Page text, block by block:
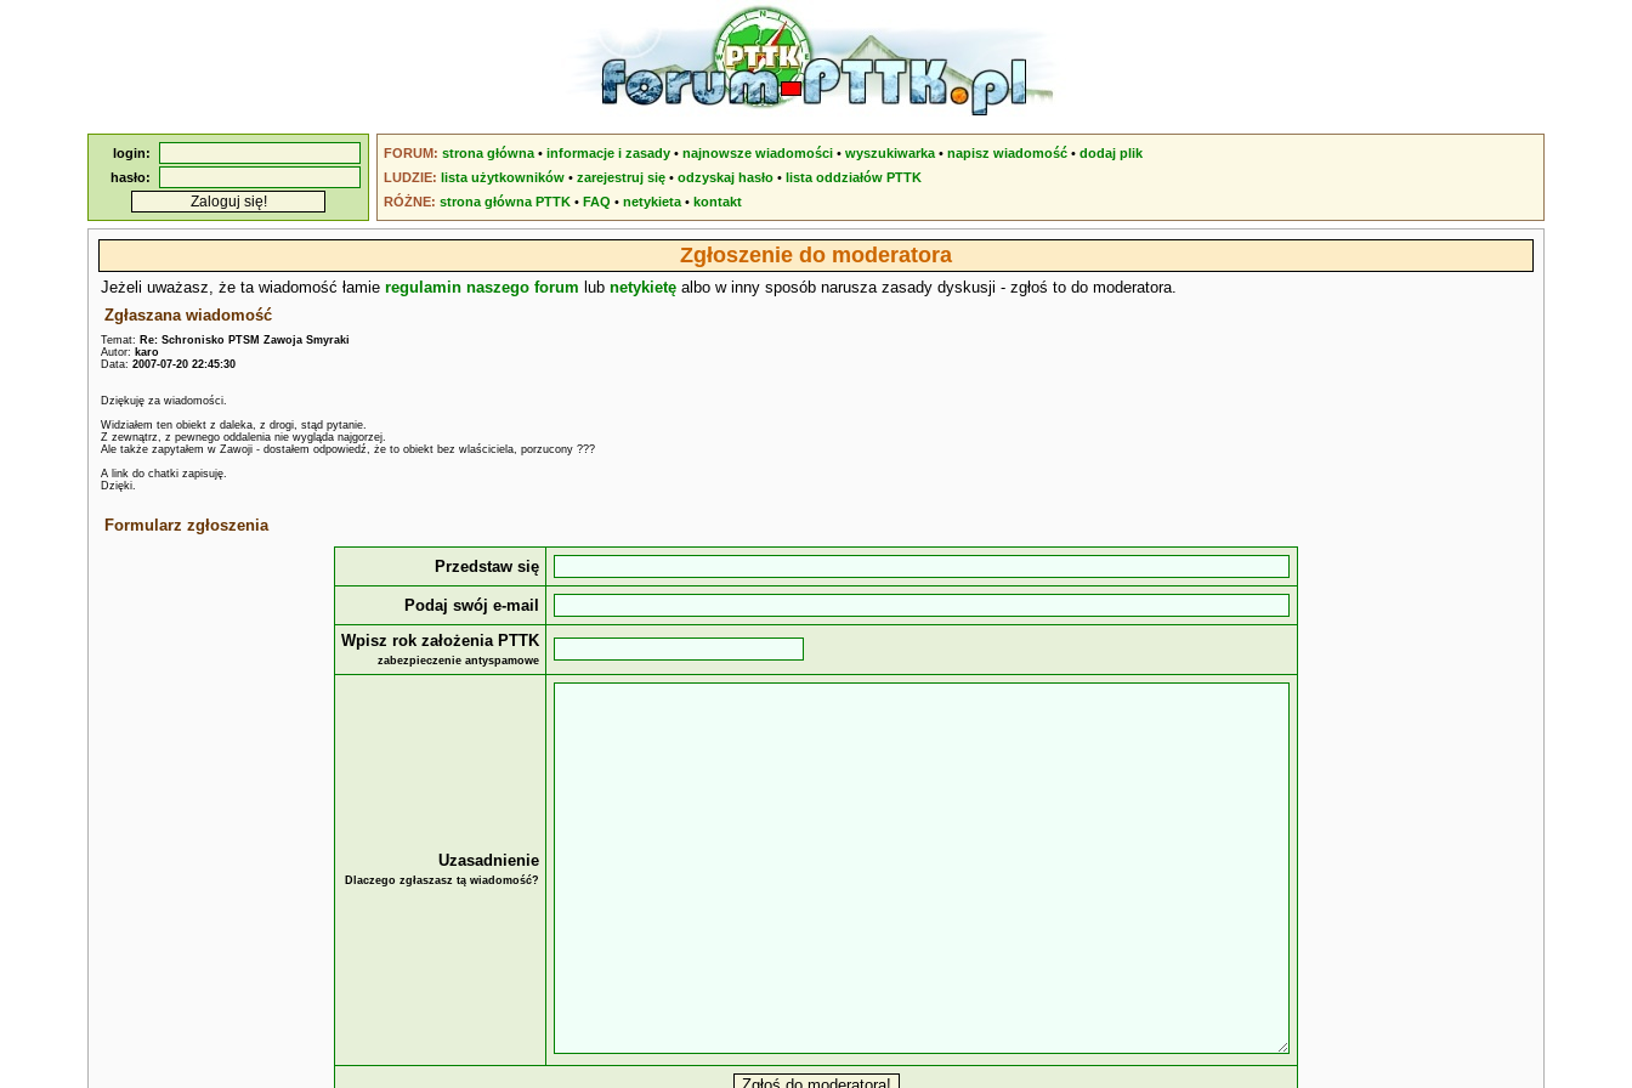
login:
hasło:
FORUM: strona główna • informacje i zasady • najnowsze wiadomości • wyszukiwarka • napisz wiadomość • dodaj plik
LUDZIE: lista użytkowników • zarejestruj się • odzyskaj hasło • lista oddziałów PTTK
RÓŻNE: strona główna PTTK • FAQ • netykieta • kontakt
Zgłoszenie do moderatora
Jeżeli uważasz, że ta wiadomość łamie regulamin naszego forum lub netykietę albo w inny sposób narusza zasady dyskusji - zgłoś to do moderatora.
Zgłaszana wiadomość
Temat: Re: Schronisko PTSM Zawoja Smyraki
Autor: karo
Data: 2007-07-20 22:45:30
Dziękuję za wiadomości.
Widziałem ten obiekt z daleka, z drogi, stąd pytanie.
Z zewnątrz, z pewnego oddalenia nie wygląda najgorzej.
Ale także zapytałem w Zawoji - dostałem odpowiedź, że to obiekt bez wlaściciela, porzucony ???
A link do chatki zapisuję.
Dzięki.
Formularz zgłoszenia
Przedstaw się
Podaj swój e-mail
Wpisz rok założenia PTTK
zabezpieczenie antyspamowe
Uzasadnienie
Dlaczego zgłaszasz tą wiadomość?